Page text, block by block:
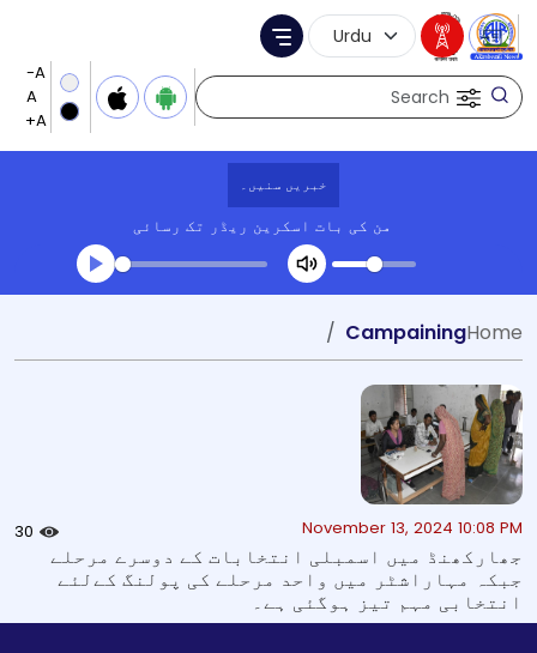
Search
Language Selection
Menu
خبریں سنیں۔
من کی بات اسکرین ریڈر تک رسائی
Transcript summary
Home
Campaining
November 13, 2024 10:08 PM
30
جھارکھنڈ میں اسمبلی انتخابات کے دوسرے مرحلے
جبکہ مہاراشٹر میں واحد مرحلے کی پولنگ کےلئے
انتخابی مہم تیز ہوگئی ہے۔